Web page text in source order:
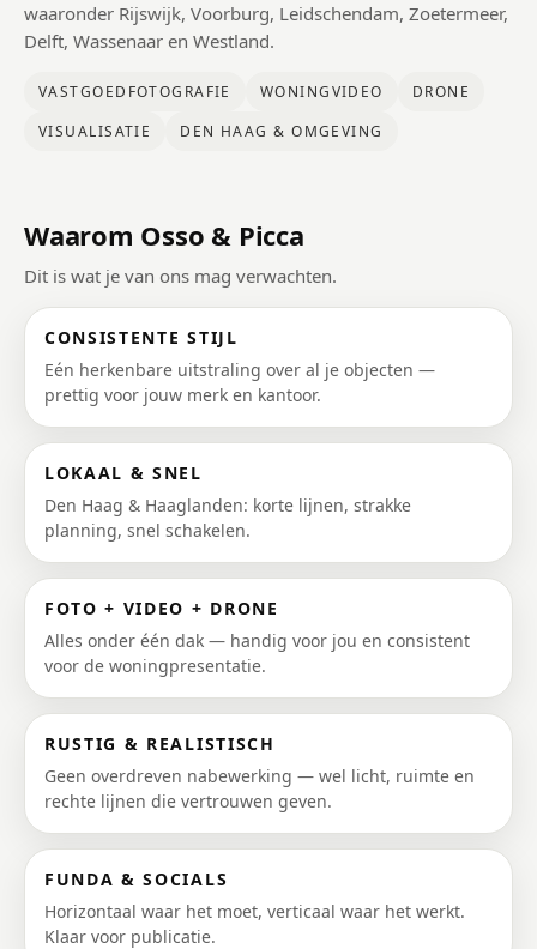
waaronder Rijswijk, Voorburg, Leidschendam, Zoetermeer,
Delft, Wassenaar en Westland.
VASTGOEDFOTOGRAFIE WONINGVIDEO
DRONE
VISUALISATIE
DEN HAAG & OMGEVING
Waarom Osso & Picca
Dit is wat je van ons mag verwachten.
CONSISTENTE STIJL
Eén herkenbare uitstraling over al je objecten —
prettig voor jouw merk en kantoor.
LOKAAL & SNEL
Den Haag & Haaglanden: korte lijnen, strakke
planning, snel schakelen.
FOTO + VIDEO + DRONE
Alles onder één dak — handig voor jou en consistent
voor de woningpresentatie.
RUSTIG & REALISTISCH
Geen overdreven nabewerking — wel licht, ruimte en
rechte lijnen die vertrouwen geven.
FUNDA & SOCIALS
Horizontaal waar het moet, verticaal waar het werkt.
Klaar voor publicatie.